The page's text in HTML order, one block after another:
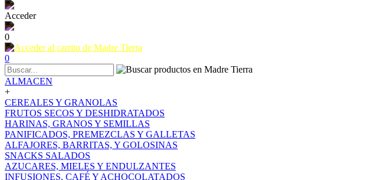
Acceder
0
0
ALMACEN
+
CEREALES Y GRANOLAS
FRUTOS SECOS Y DESHIDRATADOS
HARINAS, GRANOS Y SEMILLAS
PANIFICADOS, PREMEZCLAS Y GALLETAS
ALFAJORES, BARRITAS, Y GOLOSINAS
SNACKS SALADOS
AZUCARES, MIELES Y ENDULZANTES
INFUSIONES, CAFÉ Y ACHOCOLATADOS